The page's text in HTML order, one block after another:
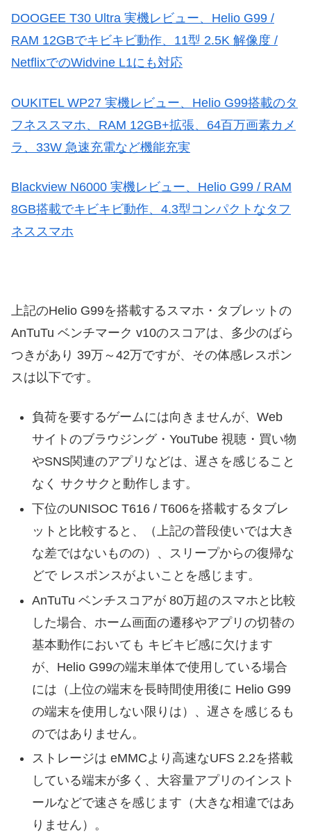
DOOGEE T30 Ultra 実機レビュー、Helio G99 /
RAM 12GBでキビキビ動作、11型 2.5K 解像度 /
NetflixでのWidvine L1にも対応
OUKITEL WP27 実機レビュー、Helio G99搭載のタ
フネススマホ、RAM 12GB+拡張、64百万画素カメ
ラ、33W 急速充電など機能充実
Blackview N6000 実機レビュー、Helio G99 / RAM
8GB搭載でキビキビ動作、4.3型コンパクトなタフ
ネススマホ
上記のHelio G99を搭載するスマホ・タブレットの
AnTuTu ベンチマーク v10のスコアは、多少のばら
つきがあり 39万～42万ですが、その体感レスポン
スは以下です。
負荷を要するゲームには向きませんが、Web
サイトのブラウジング・YouTube 視聴・買い物
やSNS関連のアプリなどは、遅さを感じること
なく サクサクと動作します。
下位のUNISOC T616 / T606を搭載するタブレ
ットと比較すると、（上記の普段使いでは大き
な差ではないものの）、スリープからの復帰な
どで レスポンスがよいことを感じます。
AnTuTu ベンチスコアが 80万超のスマホと比較
した場合、ホーム画面の遷移やアプリの切替の
基本動作においても キビキビ感に欠けます
が、Helio G99の端末単体で使用している場合
には（上位の端末を長時間使用後に Helio G99
の端末を使用しない限りは）、遅さを感じるも
のではありません。
ストレージは eMMCより高速なUFS 2.2を搭載
している端末が多く、大容量アプリのインスト
ールなどで速さを感じます（大きな相違ではあ
りません）。